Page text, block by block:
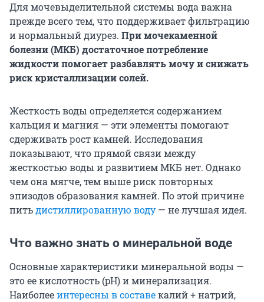
Для мочевыделительной системы вода важна
прежде всего тем, что поддерживает фильтрацию
и нормальный диурез. При мочекаменной
болезни (МКБ) достаточное потребление
жидкости помогает разбавлять мочу и снижать
риск кристаллизации солей.
Жесткость воды определяется содержанием
кальция и магния — эти элементы помогают
сдерживать рост камней. Исследования
показывают, что прямой связи между
жесткостью воды и развитием МКБ нет. Однако
чем она мягче, тем выше риск повторных
эпизодов образования камней. По этой причине
питьдистиллированную воду— не лучшая идея.
Что важно знать о минеральной воде
Основные характеристики минеральной воды —
это ее кислотность (pH) и минерализация.
Наиболееинтересны в составекалий + натрий,